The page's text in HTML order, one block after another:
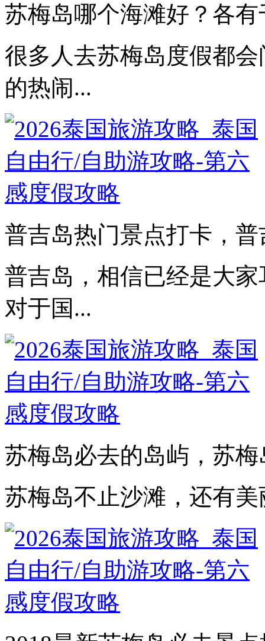
苏梅岛哪个海滩好？各有
很多人去苏梅岛度假都
的热闹...
普吉岛热门景点打卡，
普吉岛，相信已经是大
对于国...
苏梅岛必去的岛屿，苏
苏梅岛不止沙滩，还有